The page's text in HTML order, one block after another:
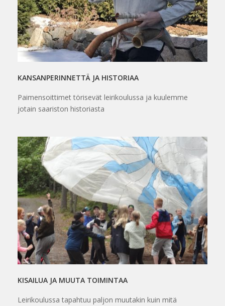
KANSANPERINNETTÄ JA HISTORIAA
Paimensoittimet törisevät leirikoulussa ja kuulemme
jotain saariston historiasta
KISAILUA JA MUUTA TOIMINTAA
Leirikoulussa tapahtuu paljon muutakin kuin mitä